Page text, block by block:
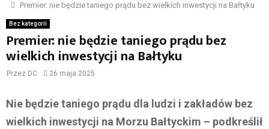
Premier: nie będzie taniego prądu bez wielkich inwestycji na Bałtyku
Bez kategorii
Premier: nie będzie taniego prądu bez
wielkich inwestycji na Bałtyku
Przez DC 26 maja 2025
Nie będzie taniego prądu dla ludzi i zakładów bez
wielkich inwestycji na Morzu Bałtyckim – podkreślił